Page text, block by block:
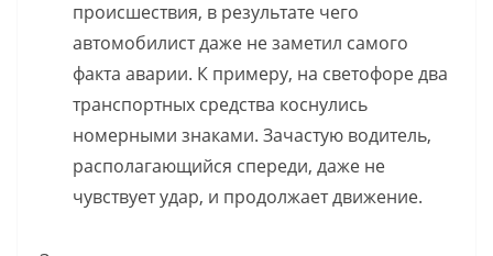
происшествия, в результате чего
автомобилист даже не заметил самого
факта аварии. К примеру, на светофоре два
транспортных средства коснулись
номерными знаками. Зачастую водитель,
располагающийся спереди, даже не
чувствует удар, и продолжает движение.